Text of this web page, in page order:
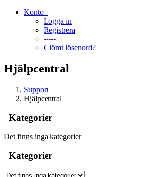
Konto
Logga in
Registrera
-----
Glömt lösenord?
Hjälpcentral
Support
Hjälpcentral
Kategorier
Det finns inga kategorier
Kategorier